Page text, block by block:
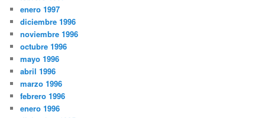
enero 1997
diciembre 1996
noviembre 1996
octubre 1996
mayo 1996
abril 1996
marzo 1996
febrero 1996
enero 1996